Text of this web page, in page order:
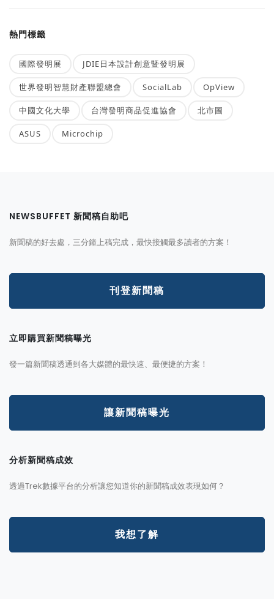
熱門標籤
國際發明展 JDIE日本設計創意暨發明展
世界發明智慧財產聯盟總會 SocialLab OpView
中國文化大學 台灣發明商品促進協會 北市圖
ASUS Microchip
NEWSBUFFET 新聞稿自助吧
新聞稿的好去處，三分鐘上稿完成，最快接觸最多讀者的方案！
刊登新聞稿
立即購買新聞稿曝光
發一篇新聞稿透通到各大媒體的最快速、最便捷的方案！
讓新聞稿曝光
分析新聞稿成效
透過Trek數據平台的分析讓您知道你的新聞稿成效表現如何？
我想了解